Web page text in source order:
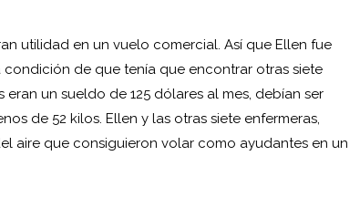
utilidad en un vuelo comercial. Así que Ellen fue
de que tenía que encontrar otras siete
un sueldo de 125 dólares al mes, debían ser
de 52 kilos. Ellen y las otras siete enfermeras,
aire que consiguieron volar como ayudantes en un